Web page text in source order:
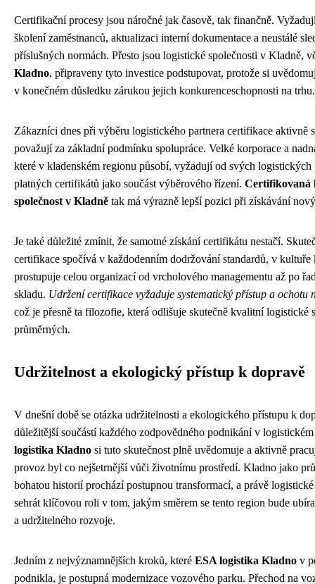
Certifikační procesy jsou náročné jak časově, tak finančně.
školení zaměstnanců, aktualizaci interní dokumentace a neustálé
příslušných normách. Přesto jsou logistické společnosti v Kladně,
Kladno, připraveny tyto investice podstupovat, protože si
v konečném důsledku zárukou jejich konkurenceschopnosti na trhu.
Zákazníci dnes při výběru logistického partnera certifikace aktivně
považují za základní podmínku spolupráce. Velké korporace a
které v kladenském regionu působí, vyžadují od svých logistických
platných certifikátů jako součást výběrového řízení. Certifikovaná
společnost v Kladně tak má výrazně lepší pozici při získávání
Je také důležité zmínit, že samotné získání certifikátu nestačí.
certifikace spočívá v každodenním dodržování standardů, v kultuře
prostupuje celou organizací od vrcholového managementu až po
skladu. Udržení certifikace vyžaduje systematický přístup a ochotu
což je přesně ta filozofie, která odlišuje skutečně kvalitní logistické
průměrných.
Udržitelnost a ekologický přístup k dopravě
V dnešní době se otázka udržitelnosti a ekologického přístupu k
důležitější součástí každého zodpovědného podnikání v
logistika Kladno si tuto skutečnost plně uvědomuje a aktivně
provoz byl co nejšetrnější vůči životnímu prostředí. Kladno jako
bohatou historií prochází postupnou transformací, a právě
sehrát klíčovou roli v tom, jakým směrem se tento region bude
a udržitelného rozvoje.
Jedním z nejvýznamnějších kroků, které ESA logistika Kladno v
podnikla, je postupná modernizace vozového parku. Přechod na